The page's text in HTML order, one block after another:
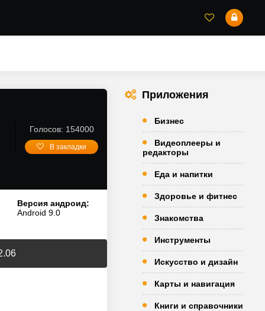
Голосов: 154000
В закладки
Версия андроид:
Android 9.0
Приложения
Бизнес
Видеоплееры и
редакторы
Еда и напитки
Здоровье и фитнес
Знакомства
Инструменты
Искусство и дизайн
Карты и навигация
Книги и справочники